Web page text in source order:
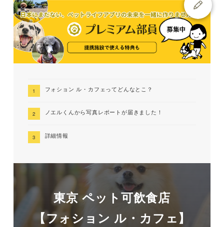
フォション ル・カフェってどんなとこ？
ノエルくんから写真レポートが届きました！
詳細情報
東京 ペット可飲食店
【フォション ル・カフェ】